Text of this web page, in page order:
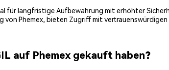
für langfristige Aufbewahrung mit erhöhter
von Phemex, bieten Zugriff mit
auf Phemex gekauft haben?